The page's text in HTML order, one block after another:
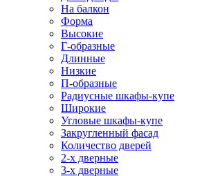
На балкон
Форма
Высокие
Г-образные
Длинные
Низкие
П-образные
Радиусные шкафы-купе
Широкие
Угловые шкафы-купе
Закругленный фасад
Количество дверей
2-х дверные
3-х дверные